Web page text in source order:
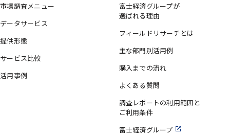
市場調査メニュー
データサービス
提供形態
サービス比較
活用事例
富士経済グループが
選ばれる理由
フィールドリサーチとは
主な部門別活用例
購入までの流れ
よくある質問
調査レポートの利用範囲と
ご利用条件
富士経済グループ